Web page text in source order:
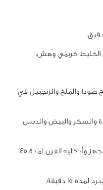
الخليط كريمي وهش.
صودا والملح والزنجبيل في
والسكر والبيض والدبس
اسكبي المزيج في قالب الكيك المجهز وأدخليه الفرن لمدة 45
15 دقيقة.